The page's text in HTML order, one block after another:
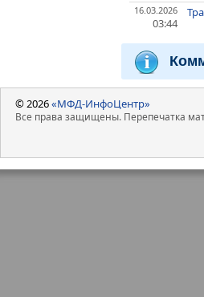
16.03.2026
03:44
© 2026«МФД-ИнфоЦентр»
Все права защищены. Перепечатка